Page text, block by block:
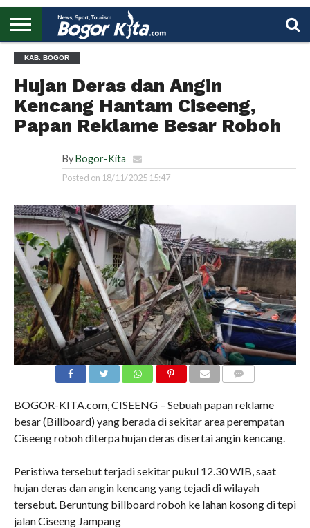
BOGOR
REGIONAL
NASIONAL
PENDIDIKAN
WISATA
OLAHRAGA
LAPORAN
PROFIL
KAB. BOGOR
Hujan Deras dan Angin
Kencang Hantam Ciseeng,
Papan Reklame Besar Roboh
By Bogor-Kita
Posted on 18/11/2025 15:47
BOGOR-KITA.com, CISEENG – Sebuah papan reklame
besar (Billboard) yang berada di sekitar area perempatan
Ciseeng roboh diterpa hujan deras disertai angin kencang.
‎Peristiwa tersebut terjadi sekitar pukul 12.30 WIB, saat
hujan deras dan angin kencang yang tejadi di wilayah
tersebut. Beruntung billboard roboh ke lahan kosong di tepi
jalan Ciseeng Jampang